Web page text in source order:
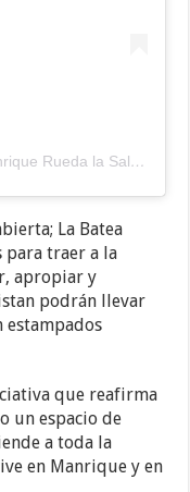
Una publicación compartida por Manrique Rueda la Salsa (@manriqueruedalasalsa)
La Batea
para traer a la
apropiar y
podrán llevar
estampados
que reafirma
un espacio de
a toda la
en Manrique y en